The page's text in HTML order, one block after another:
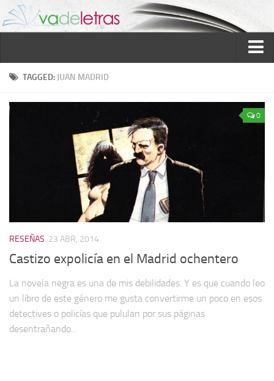
Inicio
Política de reseñas
TAGGED: JUAN MADRID
0
RESEÑAS 23 ABR, 2014
Castizo expolicía en el Madrid ochentero
La novela negra es una de mis debilidades. Y es que cuando leo
un libro de este género me gusta convertirme un poco en esos
detectives o policías que pululan por sus páginas
desentrañando...